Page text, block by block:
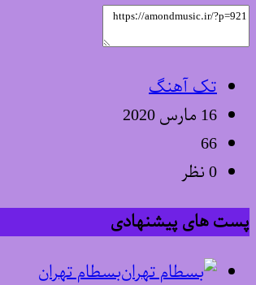
تک آهنگ
16 مارس 2020
66
0 نظر
پست های پیشنهادی
بسطام تهران